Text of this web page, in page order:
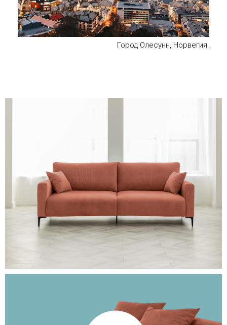
Город Олесунн, Норвегия.